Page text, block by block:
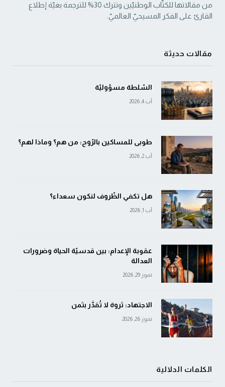
من مقالاتها للكتّاب الوطنيّين ‏وتترك 30% للترجمة بغيّة إطلاع
القارئ على الفكر المسيحيّ العالميّ.‏
مقالات حديثة
السّلطة مسؤوليّة
آب 4, 2026
طوبى للمساكين بالرّوح: من هم؟ وماذا لهم؟
آب 2, 2026
هل تكفي الظّروف لنكون سعداء؟
آب 1, 2026
عقوبة الإعدام: بين قدسيّة الحياة وضرورات
العدالة
تموز 29, 2026
الاجتهاد: ثروة لا تُقدَّر بثمن
تموز 26, 2026
الكلمات الدلالية